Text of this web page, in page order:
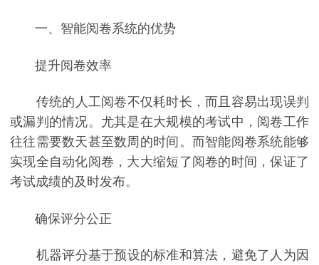
一、智能阅卷系统的优势
提升阅卷效率
传统的人工阅卷不仅耗时长，而且容易出现误判
或漏判的情况。尤其是在大规模的考试中，阅卷工作
往往需要数天甚至数周的时间。而智能阅卷系统能够
实现全自动化阅卷，大大缩短了阅卷的时间，保证了
考试成绩的及时发布。
确保评分公正
机器评分基于预设的标准和算法，避免了人为因